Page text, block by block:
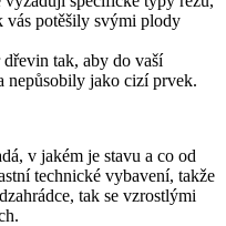
vás potěšily svými plody
tak, aby do vaší
nepůsobily jako cizí prvek.
v jakém je stavu a co od
technické vybavení, takže
tak se vzrostlými